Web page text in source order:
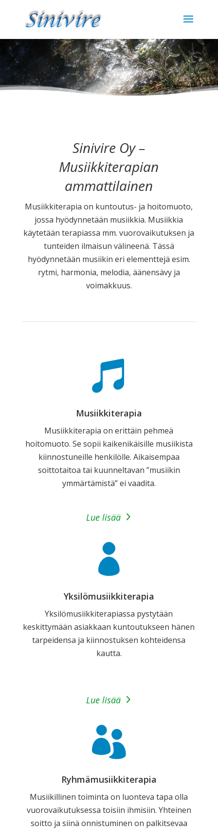
Sinivire Oy –
Musiikkiterapian
ammattilainen
Musiikkiterapia on kuntoutus- ja hoitomuoto,
jossa hyödynnetään musiikkia. Musiikkia
käytetään terapiassa mm. vuorovaikutuksen ja
tunteiden ilmaisun välineenä. Tässä
hyödynnetään musiikin eri elementtejä esim.
rytmi, harmonia, melodia, äänensävy ja
voimakkuus.

Musiikkiterapia
Musiikkiterapia on erittäin pehmeä
hoitomuoto. Se sopii kaikenikäisille musiikista
kiinnostuneille henkilölle. Aikaisempaa
soittotaitoa tai kuunneltavan ”musiikin
ymmärtämistä” ei vaadita.
Lue lisää

Yksilömusiikkiterapia
Yksilömusiikkiterapiassa pystytään
keskittymään asiakkaan kuntoutukseen hänen
tarpeidensa ja kiinnostuksen kohteidensa
kautta.
Lue lisää

Ryhmämusiikkiterapia
Musiikillinen toiminta on luonteva tapa olla
vuorovaikutuksessa toisiin ihmisiin. Yhteinen
soitto ja siinä onnistuminen on palkitsevaa